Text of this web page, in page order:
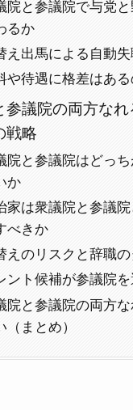
院と参議院で与党
るか
え出馬による自動
や待遇に格差はあ
参議院の両方な
戦略
院と参議院はどっ
か
家は衆議院と参議
べきか
えのリスクと辞職
ント候補が参議院
院と参議院の両方
（まとめ）